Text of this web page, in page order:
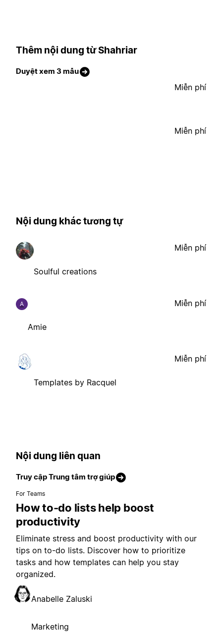
Thêm nội dung từ Shahriar
Duyệt xem 3 mẫu
Miễn phí
Miễn phí
Nội dung khác tương tự
Soulful creations
Miễn phí
A
Amie
Miễn phí
Templates by Racquel
Miễn phí
Nội dung liên quan
Truy cập Trung tâm trợ giúp
For Teams
How to-do lists help boost
productivity
Eliminate stress and boost productivity with our
tips on to-do lists. Discover how to prioritize
tasks and how templates can help you stay
organized.
Anabelle Zaluski
Marketing